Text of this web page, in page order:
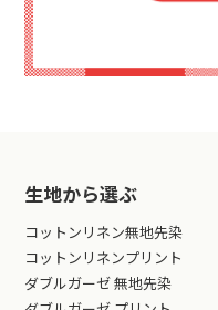
生地から選ぶ
コットンリネン無地先染
コットンリネンプリント
ダブルガーゼ 無地先染